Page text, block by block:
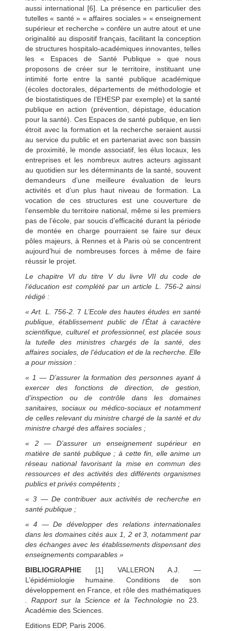
aussi international [6]. La présence en particulier des
tutelles « santé » « affaires sociales » « enseignement
supérieur et recherche » confère un autre atout et une
originalité au dispositif français, facilitant la conception
de structures hospitalo-académiques innovantes, telles
les « Espaces de Santé Publique » que nous
proposons de créer sur le territoire, instituant une
intimité forte entre la santé publique académique
(écoles doctorales, départements de méthodologie et
de biostatistiques de l’EHESP par exemple) et la santé
publique en action (prévention, dépistage, éducation
pour la santé). Ces Espaces de santé publique, en lien
étroit avec la formation et la recherche seraient aussi
au service du public et en partenariat avec son bassin
de proximité, le monde associatif, les élus locaux, les
entreprises et les nombreux autres acteurs agissant
au quotidien sur les déterminants de la santé, souvent
demandeurs d’une meilleure évaluation de leurs
activités et d’un plus haut niveau de formation. La
vocation de ces structures est une couverture de
l’ensemble du territoire national, même si les premiers
pas de l’école, par soucis d’efficacité durant la période
de montée en charge pourraient se faire sur deux
pôles majeurs, à Rennes et à Paris où se concentrent
aujourd’hui de nombreuses forces à même de faire
réussir le projet.
Le chapitre VI du titre V du livre VII du code de
l’éducation est complété par un article L. 756-2 ainsi
rédigé :
« Art. L. 756-2.7 L’Ecole des hautes études en santé
publique, établissement public de l’État à caractère
scientifique, culturel et professionnel, est placée sous
la tutelle des ministres chargés de la santé, des
affaires sociales, de l’éducation et de la recherche. Elle
a pour mission :
« 1 — D’assurer la formation des personnes ayant à
exercer des fonctions de direction, de gestion,
d’inspection ou de contrôle dans les domaines
sanitaires, sociaux ou médico-sociaux et notamment
de celles relevant du ministre chargé de la santé et du
ministre chargé des affaires sociales ;
« 2—D’assurer un enseignement supérieur en
matière de santé publique ; à cette fin, elle anime un
réseau national favorisant la mise en commun des
ressources et des activités des différents organismes
publics et privés compétents ;
« 3 —De contribuer aux activités de recherche en
santé publique ;
« 4 —De développer des relations internationales
dans les domaines cités aux 1, 2 et 3, notamment par
des échanges avec les établissements dispensant des
enseignements comparables »
BIBLIOGRAPHIE [1] VALLERON A.J. —
L’épidémiologie humaine. Conditions de son
développement en France, et rôle des mathématiques
. Rapport sur la Science et la Technologie no 23.
Académie des Sciences.
Editions EDP, Paris 2006.